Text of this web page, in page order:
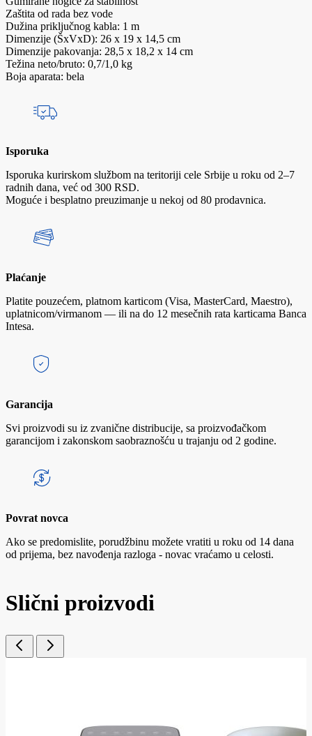
Zaštita od rada bez vode
Dužina priključnog kabla: 1 m
Dimenzije (ŠxVxD): 26 x 19 x 14,5 cm
Dimenzije pakovanja: 28,5 x 18,2 x 14 cm
Težina neto/bruto: 0,7/1,0 kg
Boja aparata: bela
Isporuka
Isporuka kurirskom službom na teritoriji cele Srbije u roku od 2–7
radnih dana, već od 300 RSD.
Moguće i besplatno preuzimanje u nekoj od 80 prodavnica.
Plaćanje
Platite pouzećem, platnom karticom (Visa, MasterCard, Maestro),
uplatnicom/virmanom — ili na do 12 mesečnih rata karticama Banca
Intesa.
Garancija
Svi proizvodi su iz zvanične distribucije, sa proizvođačkom
garancijom i zakonskom saobraznošću u trajanju od 2 godine.
Povrat novca
Ako se predomislite, porudžbinu možete vratiti u roku od 14 dana
od prijema, bez navođenja razloga - novac vraćamo u celosti.
Slični proizvodi